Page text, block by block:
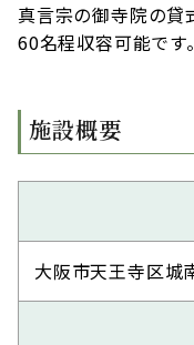
真言宗の御寺院の貸
60名程収容可能です。
施設概要
大阪市天王寺区城